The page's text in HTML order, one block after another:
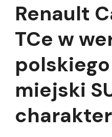
Renault
TCe w
miejski